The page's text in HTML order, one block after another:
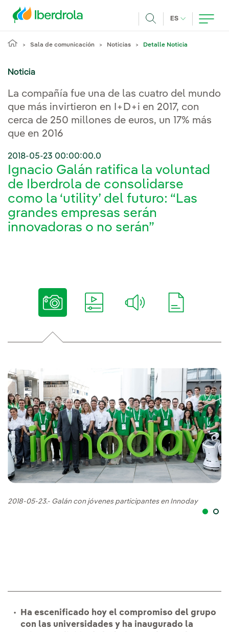
ES IDIOMA
Sala de comunicación Noticias Detalle Noticia
Noticia
La compañía fue una de las cuatro del mundo
que más invirtieron en I+D+i en 2017, con
cerca de 250 millones de euros, un 17% más
que en 2016
2018-05-23 00:00:00.0
Ignacio Galán ratifica la voluntad
de Iberdrola de consolidarse
como la ‘utility’ del futuro: “Las
grandes empresas serán
innovadoras o no serán”
2018-05-23.- Galán con jóvenes participantes en Innoday
Ha escenificado hoy el compromiso del grupo
con las universidades y ha inaugurado la